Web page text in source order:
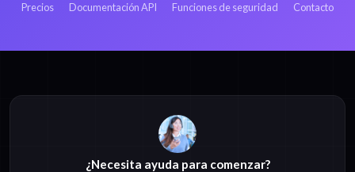
Precios Documentación API Funciones de seguridad Contacto
¿Necesita ayuda para comenzar?